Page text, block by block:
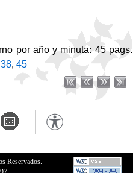
por año y minuta: 45 pags.
38, 45
Reservados.